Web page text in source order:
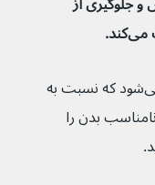
در طول چندین جلسه به شما یاد داده می‌شود که نسبت به
بدن را